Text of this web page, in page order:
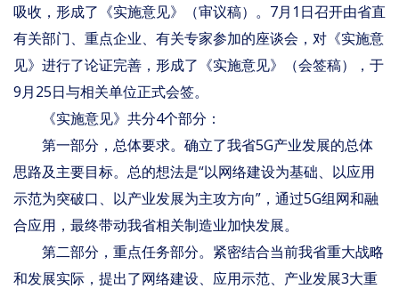
吸收，形成了《实施意见》（审议稿）。7月1日召开由省直
有关部门、重点企业、有关专家参加的座谈会，对《实施意
见》进行了论证完善，形成了《实施意见》（会签稿），于
9月25日与相关单位正式会签。
《实施意见》共分4个部分：
第一部分，总体要求。确立了我省5G产业发展的总体
思路及主要目标。总的想法是“以网络建设为基础、以应用
示范为突破口、以产业发展为主攻方向”，通过5G组网和融
合应用，最终带动我省相关制造业加快发展。
第二部分，重点任务部分。紧密结合当前我省重大战略
和发展实际，提出了网络建设、应用示范、产业发展3大重